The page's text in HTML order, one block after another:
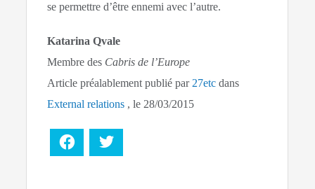
se permettre d’être ennemi avec l’autre.
Katarina Qvale
Membre des Cabris de l’Europe
Article préalablement publié par 27etc dans
External relations , le 28/03/2015
Facebook